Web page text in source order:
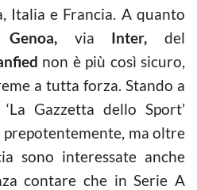
Italia e Francia. A quanto
Genoa, via Inter,del
non è più così sicuro,
a tutta forza. Stando a
Gazzetta dello Sport’
prepotentemente, ma oltre
sono interessate anche
contare che in Serie A